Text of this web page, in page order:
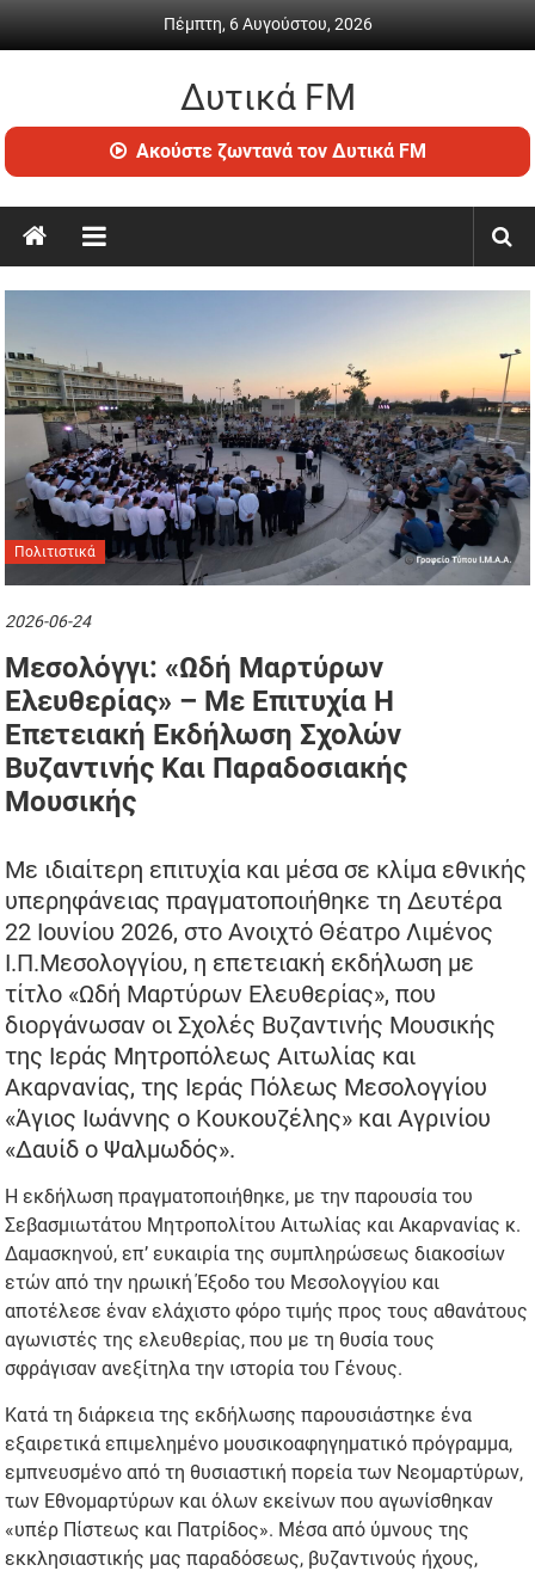
Πέμπτη, 6 Αυγούστου, 2026
Δυτικά FM
Ραδιόφωνο
•
ενημέρωση
Ακούστε ζωντανά τον Δυτικά FM
Πολιτιστικά
2026-06-24
Μεσολόγγι: «Ωδή Μαρτύρων
Ελευθερίας» – Με Επιτυχία Η
Επετειακή Εκδήλωση Σχολών
Βυζαντινής Και Παραδοσιακής
Μουσικής
Με ιδιαίτερη επιτυχία και μέσα σε κλίμα εθνικής
υπερηφάνειας πραγματοποιήθηκε τη Δευτέρα
22 Ιουνίου 2026, στο Ανοιχτό Θέατρο Λιμένος
Ι.Π.Μεσολογγίου, η επετειακή εκδήλωση με
τίτλο «Ωδή Μαρτύρων Ελευθερίας», που
διοργάνωσαν οι Σχολές Βυζαντινής Μουσικής
της Ιεράς Μητροπόλεως Αιτωλίας και
Ακαρνανίας, της Ιεράς Πόλεως Μεσολογγίου
«Άγιος Ιωάννης ο Κουκουζέλης» και Αγρινίου
«Δαυίδ ο Ψαλμωδός».
Η εκδήλωση πραγματοποιήθηκε, με την παρουσία του
Σεβασμιωτάτου Μητροπολίτου Αιτωλίας και Ακαρνανίας κ.
Δαμασκηνού, επ’ ευκαιρία της συμπληρώσεως διακοσίων
ετών από την ηρωική Έξοδο του Μεσολογγίου και
αποτέλεσε έναν ελάχιστο φόρο τιμής προς τους αθανάτους
αγωνιστές της ελευθερίας, που με τη θυσία τους
σφράγισαν ανεξίτηλα την ιστορία του Γένους.
Κατά τη διάρκεια της εκδήλωσης παρουσιάστηκε ένα
εξαιρετικά επιμελημένο μουσικοαφηγηματικό πρόγραμμα,
εμπνευσμένο από τη θυσιαστική πορεία των Νεομαρτύρων,
των Εθνομαρτύρων και όλων εκείνων που αγωνίσθηκαν
«υπέρ Πίστεως και Πατρίδος». Μέσα από ύμνους της
εκκλησιαστικής μας παραδόσεως, βυζαντινούς ήχους,